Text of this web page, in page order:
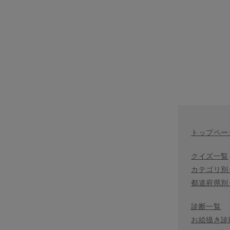
トップペー
クイズ一覧
カテゴリ
都道府県
診断一覧
お絵描き